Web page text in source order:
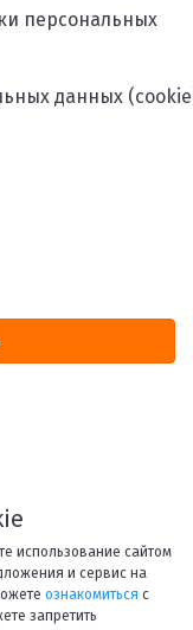
персональных
данных
использование сайтом
и сервис на
ознакомиться с
запретить